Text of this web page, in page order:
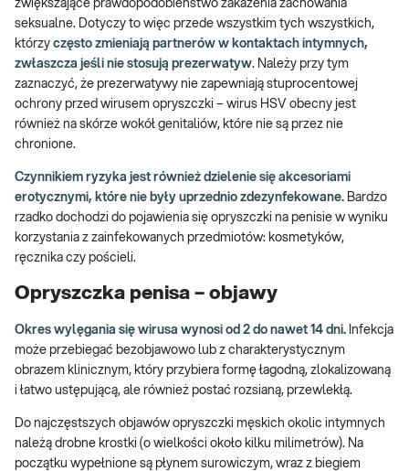
zwiększające prawdopodobieństwo zakażenia zachowania
seksualne. Dotyczy to więc przede wszystkim tych wszystkich,
którzy często zmieniają partnerów w kontaktach intymnych,
zwłaszcza jeśli nie stosują prezerwatyw. Należy przy tym
zaznaczyć, że prezerwatywy nie zapewniają stuprocentowej
ochrony przed wirusem opryszczki – wirus HSV obecny jest
również na skórze wokół genitaliów, które nie są przez nie
chronione.
Czynnikiem ryzyka jest również dzielenie się akcesoriami
erotycznymi, które nie były uprzednio zdezynfekowane. Bardzo
rzadko dochodzi do pojawienia się opryszczki na penisie w wyniku
korzystania z zainfekowanych przedmiotów: kosmetyków,
ręcznika czy pościeli.
Opryszczka penisa – objawy
Okres wylęgania się wirusa wynosi od 2 do nawet 14 dni. Infekcja
może przebiegać bezobjawowo lub z charakterystycznym
obrazem klinicznym, który przybiera formę łagodną, zlokalizowaną
i łatwo ustępującą, ale również postać rozsianą, przewlekłą.
Do najczęstszych objawów opryszczki męskich okolic intymnych
należą drobne krostki (o wielkości około kilku milimetrów). Na
początku wypełnione są płynem surowiczym, wraz z biegiem